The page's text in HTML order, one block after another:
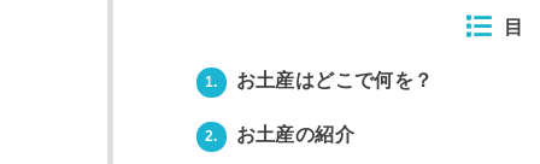
目
1. お土産はどこで何を？
2. お土産の紹介